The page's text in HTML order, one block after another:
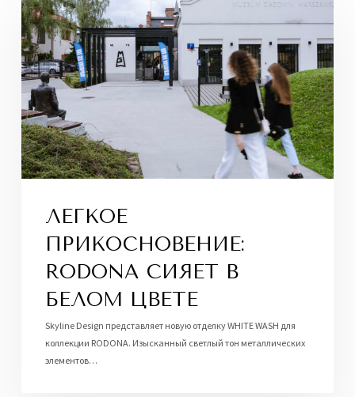
ЛЕГКОЕ
ПРИКОСНОВЕНИЕ:
RODONA СИЯЕТ В
БЕЛОМ ЦВЕТЕ
Skyline Design представляет новую отделку WHITE WASH для
коллекции RODONA. Изысканный светлый тон металлических
элементов…